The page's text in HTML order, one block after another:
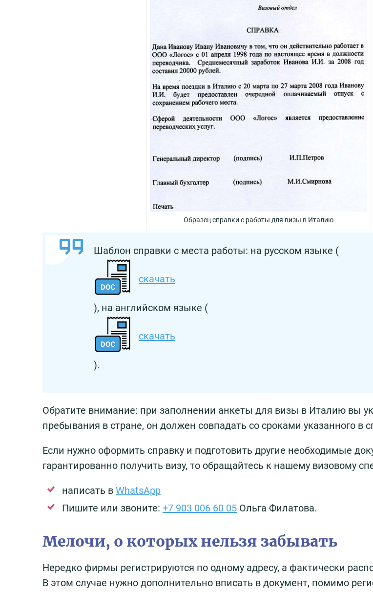
Образец справки с работы для визы в Италию
Шаблон справки с места работы: на русском языке (
скачать
), на английском языке (
скачать
).
Обратите внимание: при заполнении анкеты для визы в Италию вы
пребывания в стране, он должен совпадать со сроками указанного в
Если нужно оформить справку и подготовить другие необходимые
гарантированно получить визу, то обращайтесь к нашему визовому
написать в WhatsApp
Пишите или звоните: +7 903 006 60 05 Ольга Филатова.
Мелочи, о которых нельзя забывать
Нередко фирмы регистрируются по одному адресу, а фактически
В этом случае нужно дополнительно вписать в документ, помимо